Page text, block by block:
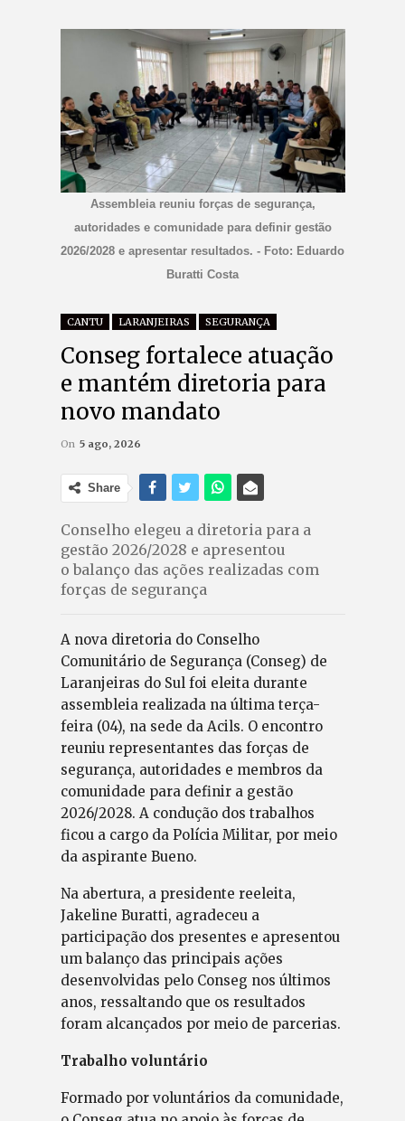
Assembleia reuniu forças de segurança,
autoridades e comunidade para definir gestão
2026/2028 e apresentar resultados. - Foto: Eduardo
Buratti Costa
CANTU LARANJEIRAS SEGURANÇA
Conseg fortalece atuação
e mantém diretoria para
novo mandato
On 5 ago, 2026
Share
Conselho elegeu a diretoria para a
gestão 2026/2028 e apresentou
o balanço das ações realizadas com
forças de segurança
A nova diretoria do Conselho
Comunitário de Segurança (Conseg) de
Laranjeiras do Sul foi eleita durante
assembleia realizada na última terça-
feira (04), na sede da Acils. O encontro
reuniu representantes das forças de
segurança, autoridades e membros da
comunidade para definir a gestão
2026/2028. A condução dos trabalhos
ficou a cargo da Polícia Militar, por meio
da aspirante Bueno.
Na abertura, a presidente reeleita,
Jakeline Buratti, agradeceu a
participação dos presentes e apresentou
um balanço das principais ações
desenvolvidas pelo Conseg nos últimos
anos, ressaltando que os resultados
foram alcançados por meio de parcerias.
Trabalho voluntário
Formado por voluntários da comunidade,